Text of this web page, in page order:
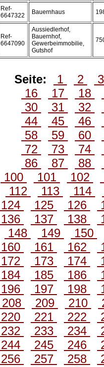
Ref-
6647322
Bauernhaus
Ref-
6647090
Aussiedlerhof,
Bauernhof,
Gewerbeimmobilie,
Gutshof
Seite: 1 2
16
17 18
30
31 32
44
45 46
58
59 60
72
73 74
86
87 88
100
101 102
112
113 114
124
125 126
136
137 138
148
149
150
160
161 162
172
173 174
184
185 186
196
197 198
208
209 210
220
221 222
232
233 234
244
245 246
256
257 258